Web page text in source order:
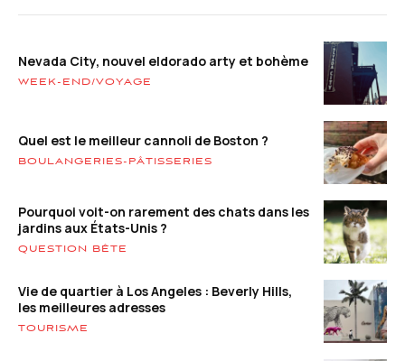
Nevada City, nouvel eldorado arty et bohème
WEEK-END/VOYAGE
Quel est le meilleur cannoli de Boston ?
BOULANGERIES-PÂTISSERIES
Pourquoi voit-on rarement des chats dans les
jardins aux États-Unis ?
QUESTION BÊTE
Vie de quartier à Los Angeles : Beverly Hills,
les meilleures adresses
TOURISME